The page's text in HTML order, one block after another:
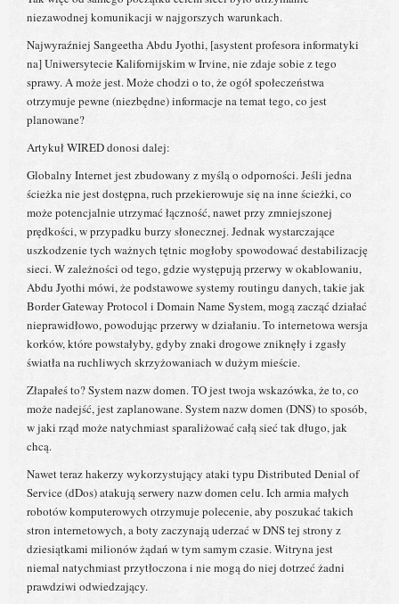
niezawodnej komunikacji w najgorszych warunkach.
Najwyraźniej Sangeetha Abdu Jyothi, [asystent profesora informatyki
na] Uniwersytecie Kalifornijskim w Irvine, nie zdaje sobie z tego
sprawy. A może jest. Może chodzi o to, że ogół społeczeństwa
otrzymuje pewne (niezbędne) informacje na temat tego, co jest
planowane?
Artykuł WIRED donosi dalej:
Globalny Internet jest zbudowany z myślą o odporności. Jeśli jedna
ścieżka nie jest dostępna, ruch przekierowuje się na inne ścieżki, co
może potencjalnie utrzymać łączność, nawet przy zmniejszonej
prędkości, w przypadku burzy słonecznej. Jednak wystarczające
uszkodzenie tych ważnych tętnic mogłoby spowodować destabilizację
sieci. W zależności od tego, gdzie występują przerwy w okablowaniu,
Abdu Jyothi mówi, że podstawowe systemy routingu danych, takie jak
Border Gateway Protocol i Domain Name System, mogą zacząć działać
nieprawidłowo, powodując przerwy w działaniu. To internetowa wersja
korków, które powstałyby, gdyby znaki drogowe zniknęły i zgasły
światła na ruchliwych skrzyżowaniach w dużym mieście.
Złapałeś to? System nazw domen. TO jest twoja wskazówka, że ​​to, co
może nadejść, jest zaplanowane. System nazw domen (DNS) to sposób,
w jaki rząd może natychmiast sparaliżować całą sieć tak długo, jak
chcą.
Nawet teraz hakerzy wykorzystujący ataki typu Distributed Denial of
Service (dDos) atakują serwery nazw domen celu. Ich armia małych
robotów komputerowych otrzymuje polecenie, aby poszukać takich
stron internetowych, a boty zaczynają uderzać w DNS tej strony z
dziesiątkami milionów żądań w tym samym czasie. Witryna jest
niemal natychmiast przytłoczona i nie mogą do niej dotrzeć żadni
prawdziwi odwiedzający.